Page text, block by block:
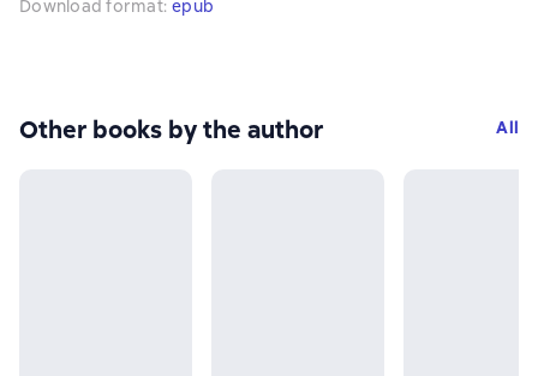
Download format: epub
Other books by the author All